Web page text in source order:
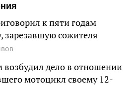
к пяти годам
сожителя
возбудил дело в отношении
мотоцикл своему 12-